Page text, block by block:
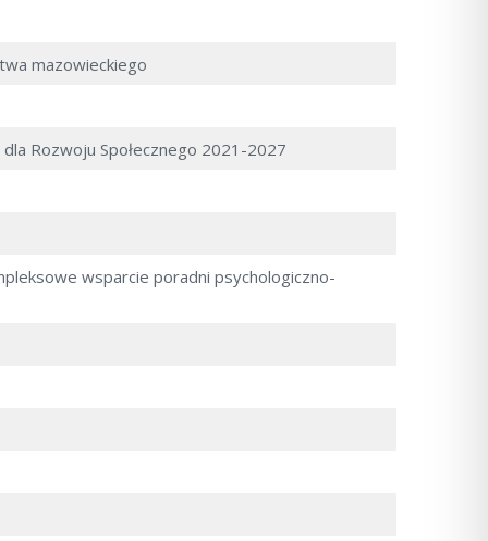
mazowieckiego
Rozwoju Społecznego 2021-2027
wsparcie poradni psychologiczno-